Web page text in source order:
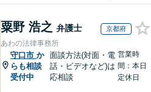
粟野 浩之 弁護士 京都府
あわの法律事務所
守口市 か
らも相談
受付中
面談方法(対面・電
話・ビデオなど)は
応相談
営業時
間：本日
定休日